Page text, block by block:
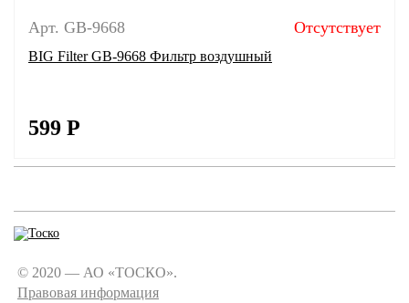
Арт. GB-9668 Отсутствует
BIG Filter GB-9668 Фильтр воздушный
599 Р
© 2020 — АО «ТОСКО».
Правовая информация